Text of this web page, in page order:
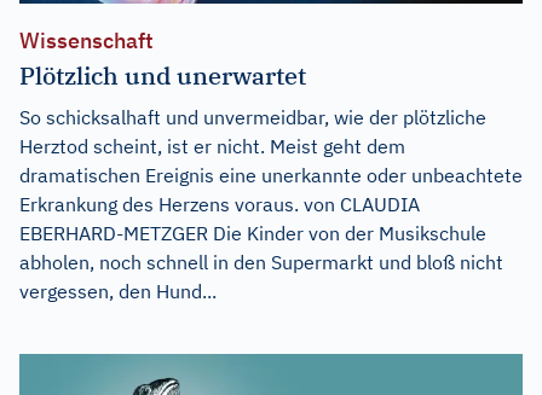
Wissenschaft
Plötzlich und unerwartet
So schicksalhaft und unvermeidbar, wie der plötzliche
Herztod scheint, ist er nicht. Meist geht dem
dramatischen Ereignis eine unerkannte oder unbeachtete
Erkrankung des Herzens voraus. von CLAUDIA
EBERHARD-METZGER Die Kinder von der Musikschule
abholen, noch schnell in den Supermarkt und bloß nicht
vergessen, den Hund...